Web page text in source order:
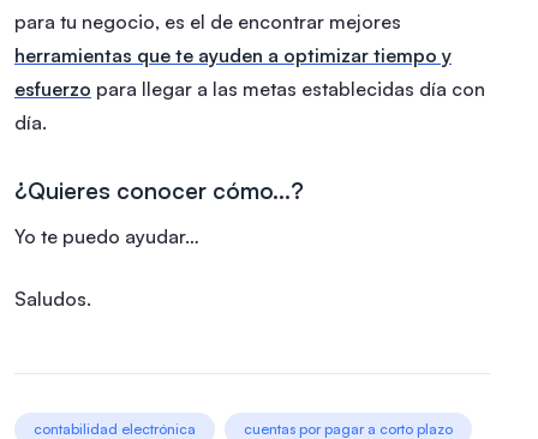
para tu negocio, es el de encontrar mejores
herramientas que te ayuden a optimizar tiempo y
esfuerzo para llegar a las metas establecidas día con
día.
¿Quieres conocer cómo…?
Yo te puedo ayudar…
Saludos.
contabilidad electrónica cuentas por pagar a corto plazo